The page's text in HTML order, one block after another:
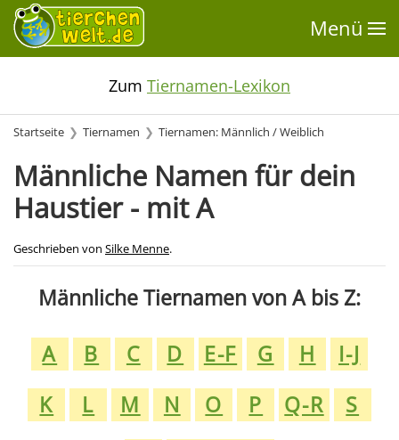
Menü
Zum Tiernamen-Lexikon
Startseite Tiernamen Tiernamen: Männlich / Weiblich
Männliche Namen für dein
Haustier - mit A
Geschrieben von Silke Menne.
Männliche Tiernamen von A bis Z:
A
B C D E-F G H
I-J
K
L M N O P Q-R
S